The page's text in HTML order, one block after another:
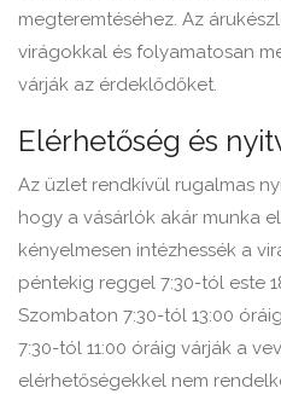
megteremtéséhez. Az
virágokkal és folyamatosan
várják az érdeklődőket.
Elérhetőség és
Az üzlet rendkívül rugalmas
hogy a vásárlók akár munka
kényelmesen intézhessék a
péntekig reggel 7:30-tól este
Szombaton 7:30-tól 13:00
7:30-tól 11:00 óráig várják a
elérhetőségekkel nem